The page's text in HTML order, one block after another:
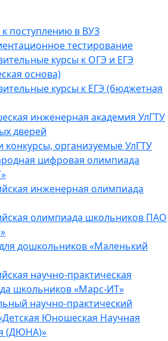
поступлению в ВУЗ
тестирование
курсы к ОГЭ и ЕГЭ
основа)
курсы к ЕГЭ (бюджетная
инженерная академия УлГТУ
дверей
организуемые УлГТУ
цифровая олимпиада
инженерная олимпиада
олимпиада школьников ПАО
дошкольников «Маленький
научно-практическая
школьников «Марс-ИТ»
научно-практический
Юношеская Научная
(ДЮНА)»